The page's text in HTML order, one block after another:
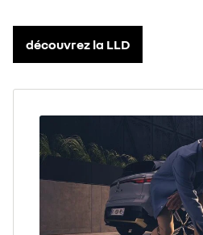
découvrez la LLD